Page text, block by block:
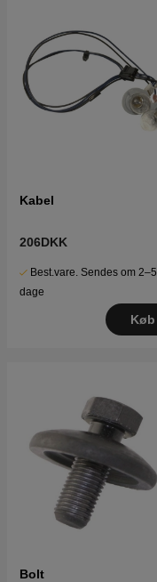
Kabel
206DKK
Best.vare. Sendes om 2–5
dage
Køb
Bolt